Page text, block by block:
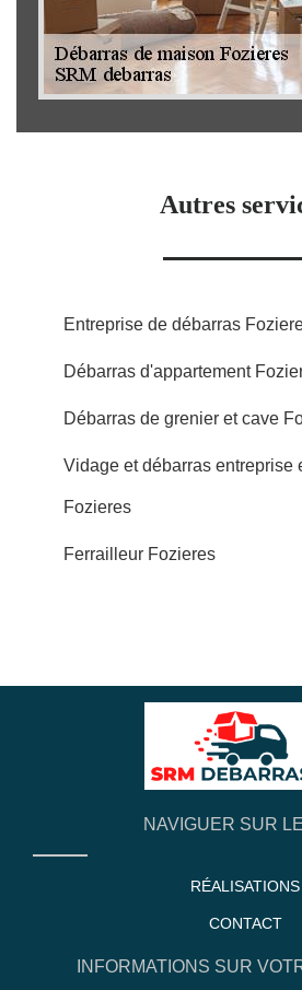
Autres
Entreprise de débarras
Débarras d'appartement
Débarras de grenier et cave
Vidage et débarras entreprise
Fozieres
Ferrailleur Fozieres
NAVIGUER SUR
RÉALISATIONS
CONTACT
INFORMATIONS SUR